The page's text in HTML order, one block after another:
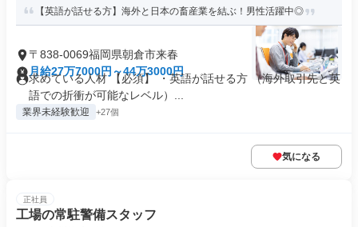
【英語が話せる方】海外と日本の畜産業を結ぶ！男性活躍中◎
〒838-0069福岡県朝倉市来春
月給27万7000円～44万3000円
求めている人材 【必須】 ・英語が話せる方 （海外取引先と英
語での折衝が可能なレベル）...
業界未経験歓迎 +27個
気になる
正社員
工場の常駐警備スタッフ